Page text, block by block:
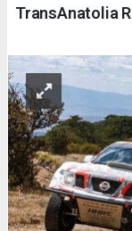
TransAnatolia